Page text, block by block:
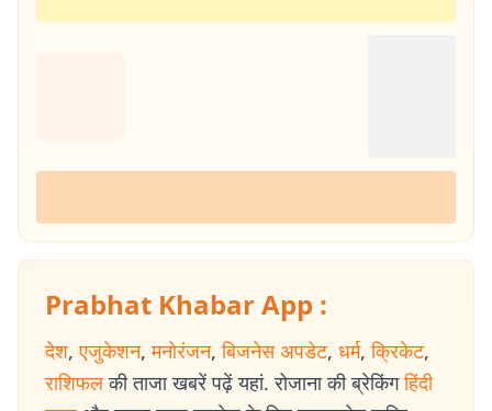
Prabhat Khabar App :
देश, एजुकेशन, मनोरंजन, बिजनेस अपडेट, धर्म, क्रिकेट,
राशिफल की ताजा खबरें पढ़ें यहां. रोजाना की ब्रेकिंग हिंदी